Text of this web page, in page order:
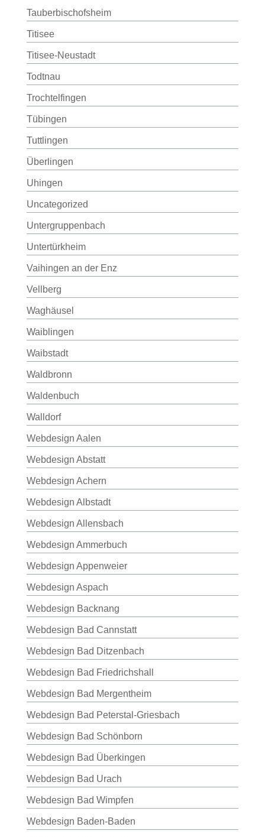
Tauberbischofsheim
Titisee
Titisee-Neustadt
Todtnau
Trochtelfingen
Tübingen
Tuttlingen
Überlingen
Uhingen
Uncategorized
Untergruppenbach
Untertürkheim
Vaihingen an der Enz
Vellberg
Waghäusel
Waiblingen
Waibstadt
Waldbronn
Waldenbuch
Walldorf
Webdesign Aalen
Webdesign Abstatt
Webdesign Achern
Webdesign Albstadt
Webdesign Allensbach
Webdesign Ammerbuch
Webdesign Appenweier
Webdesign Aspach
Webdesign Backnang
Webdesign Bad Cannstatt
Webdesign Bad Ditzenbach
Webdesign Bad Friedrichshall
Webdesign Bad Mergentheim
Webdesign Bad Peterstal-Griesbach
Webdesign Bad Schönborn
Webdesign Bad Überkingen
Webdesign Bad Urach
Webdesign Bad Wimpfen
Webdesign Baden-Baden